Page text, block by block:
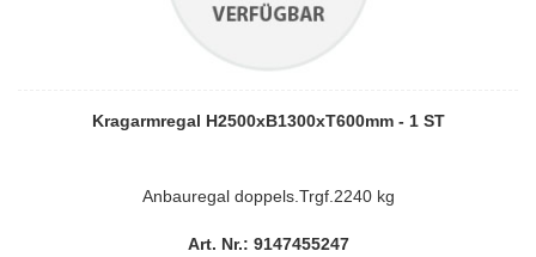
Kragarmregal H2500xB1300xT600mm - 1 ST
Anbauregal doppels.Trgf.2240 kg
Art. Nr.: 9147455247